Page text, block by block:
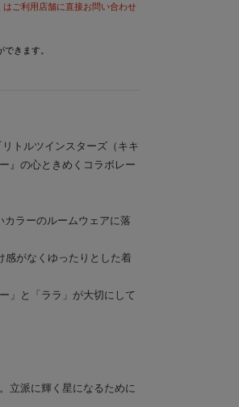
ご利用店舗に直接お問い合わせ
きます。
トルツインスターズ（キキ
』の心ときめくコラボレー
ラーのルームウェアに落
感がなくゆったりとした着
」と「ララ」が大切にして
立派に輝く星になるために